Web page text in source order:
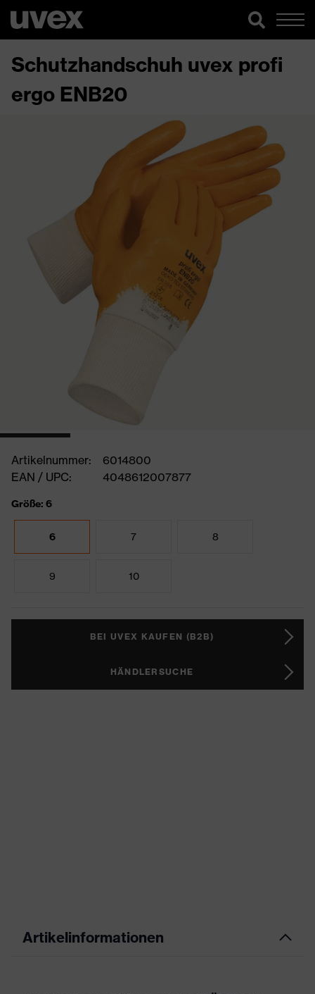
Schutzhandschuh uvex profi
ergo ENB20
Artikelnummer:
6014800
EAN / UPC:
4048612007877
Größe: 6
6 7 8
9 10
BEI UVEX KAUFEN (B2B)
HÄNDLERSUCHE
Artikelinformationen